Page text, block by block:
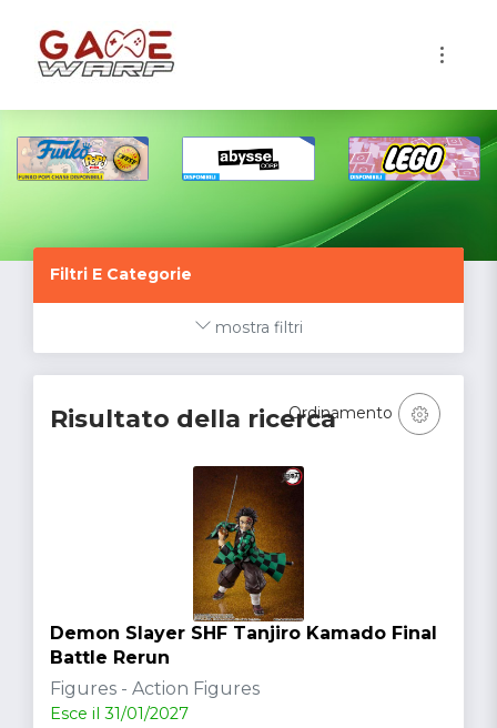
Filtri E Categorie
mostra filtri
Risultato della ricercaOrdinamento
Demon Slayer SHF Tanjiro Kamado Final
Battle Rerun
Figures - Action Figures
Esce il 31/01/2027